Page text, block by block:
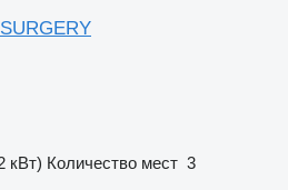
кВт) Количество мест 3